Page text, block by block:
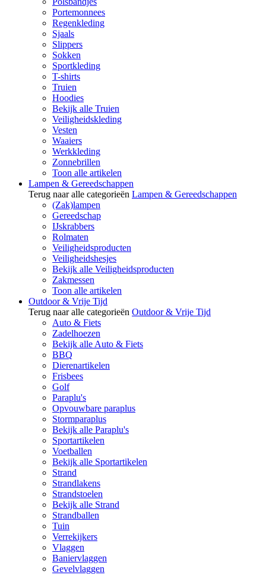
Portemonnees
Regenkleding
Sjaals
Slippers
Sokken
Sportkleding
T-shirts
Truien
Hoodies
Bekijk alle Truien
Veiligheidskleding
Vesten
Waaiers
Werkkleding
Zonnebrillen
Toon alle artikelen
Lampen & Gereedschappen
Terug naar alle categorieën Lampen & Gereedschappen
(Zak)lampen
Gereedschap
IJskrabbers
Rolmaten
Veiligheidsproducten
Veiligheidshesjes
Bekijk alle Veiligheidsproducten
Zakmessen
Toon alle artikelen
Outdoor & Vrije Tijd
Terug naar alle categorieën Outdoor & Vrije Tijd
Auto & Fiets
Zadelhoezen
Bekijk alle Auto & Fiets
BBQ
Dierenartikelen
Frisbees
Golf
Paraplu's
Opvouwbare paraplus
Stormparaplus
Bekijk alle Paraplu's
Sportartikelen
Voetballen
Bekijk alle Sportartikelen
Strand
Strandlakens
Strandstoelen
Bekijk alle Strand
Strandballen
Tuin
Verrekijkers
Vlaggen
Baniervlaggen
Gevelvlaggen